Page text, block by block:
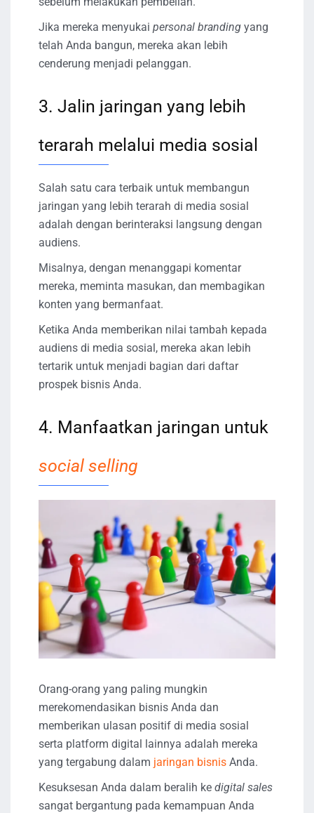
Jika mereka menyukai personal branding yang
telah Anda bangun, mereka akan lebih
cenderung menjadi pelanggan.
3. Jalin jaringan yang lebih
terarah melalui media sosial
Salah satu cara terbaik untuk membangun
jaringan yang lebih terarah di media sosial
adalah dengan berinteraksi langsung dengan
audiens.
Misalnya, dengan menanggapi komentar
mereka, meminta masukan, dan membagikan
konten yang bermanfaat.
Ketika Anda memberikan nilai tambah kepada
audiens di media sosial, mereka akan lebih
tertarik untuk menjadi bagian dari daftar
prospek bisnis Anda.
4. Manfaatkan jaringan untuk
social selling
Orang-orang yang paling mungkin
merekomendasikan bisnis Anda dan
memberikan ulasan positif di media sosial
serta platform digital lainnya adalah mereka
yang tergabung dalam jaringan bisnis Anda.
Kesuksesan Anda dalam beralih ke digital sales
sangat bergantung pada kemampuan Anda